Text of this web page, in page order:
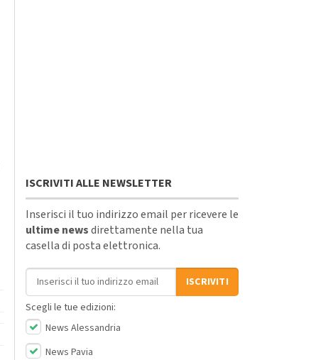
ISCRIVITI ALLE NEWSLETTER
Inserisci il tuo indirizzo email per ricevere le
ultime newsdirettamente nella tua
casella di posta elettronica.
Indirizzo email
ISCRIVITI
Scegli le tue edizioni:
News Alessandria
News Pavia